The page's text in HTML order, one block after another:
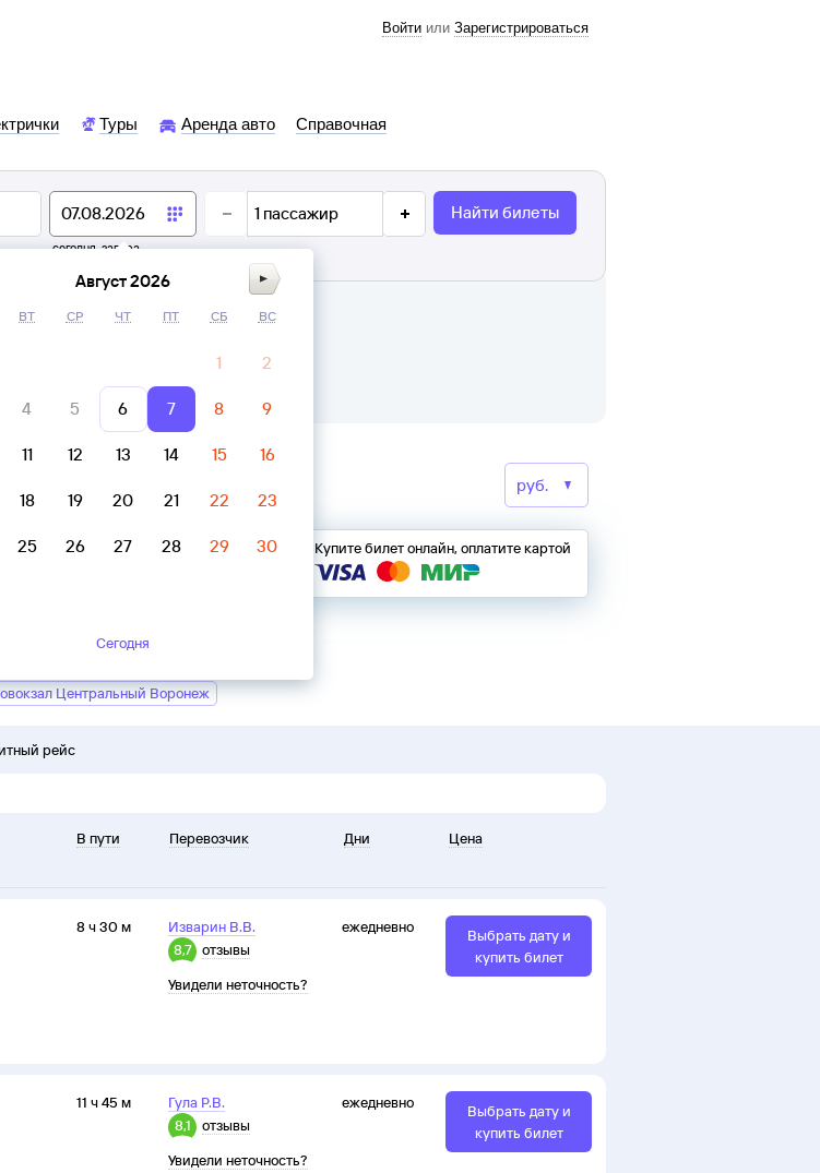
Войти или Зарегистрироваться
Туры Аренда авто Справочная
сегодня, завтра
1 пассажир Найти билеты
→ Саратов
Центральный
точное расписание
Купите билет онлайн, оплатите картой
Центральный Воронеж
рейс
В пути Перевозчик Дни Цена
8 ч 30 м
Изварин В.В.
8,7 отзывы
Увидели неточность?
ежедневно
Выбрать дату и
купить билет
11 ч 45 м
Гула Р.В.
8,1
отзывы
Увидели неточность?
ежедневно
Выбрать дату и
купить билет
Август 2026
ВТ СР ЧТ ПТ СБ ВС
1 2
4 5 6 7 8 9
11 12 13 14 15 16
18 19 20 21 22 23
25 26 27 28 29 30
Сегодня